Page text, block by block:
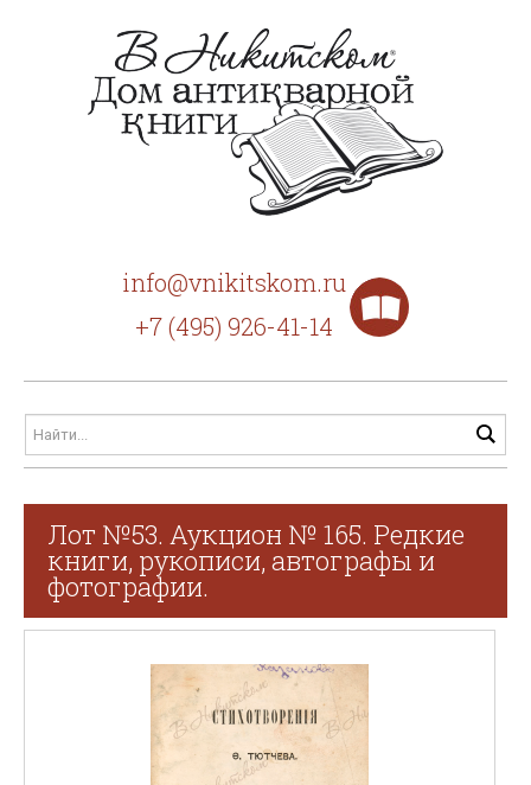
info@vnikitskom.ru
+7 (495) 926-41-14
Лот №53. Аукцион № 165. Редкие
книги, рукописи, автографы и
фотографии.